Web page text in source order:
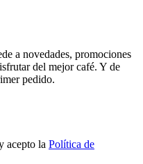
a novedades, promociones
del mejor café. Y de
pedido.
acepto la Política de